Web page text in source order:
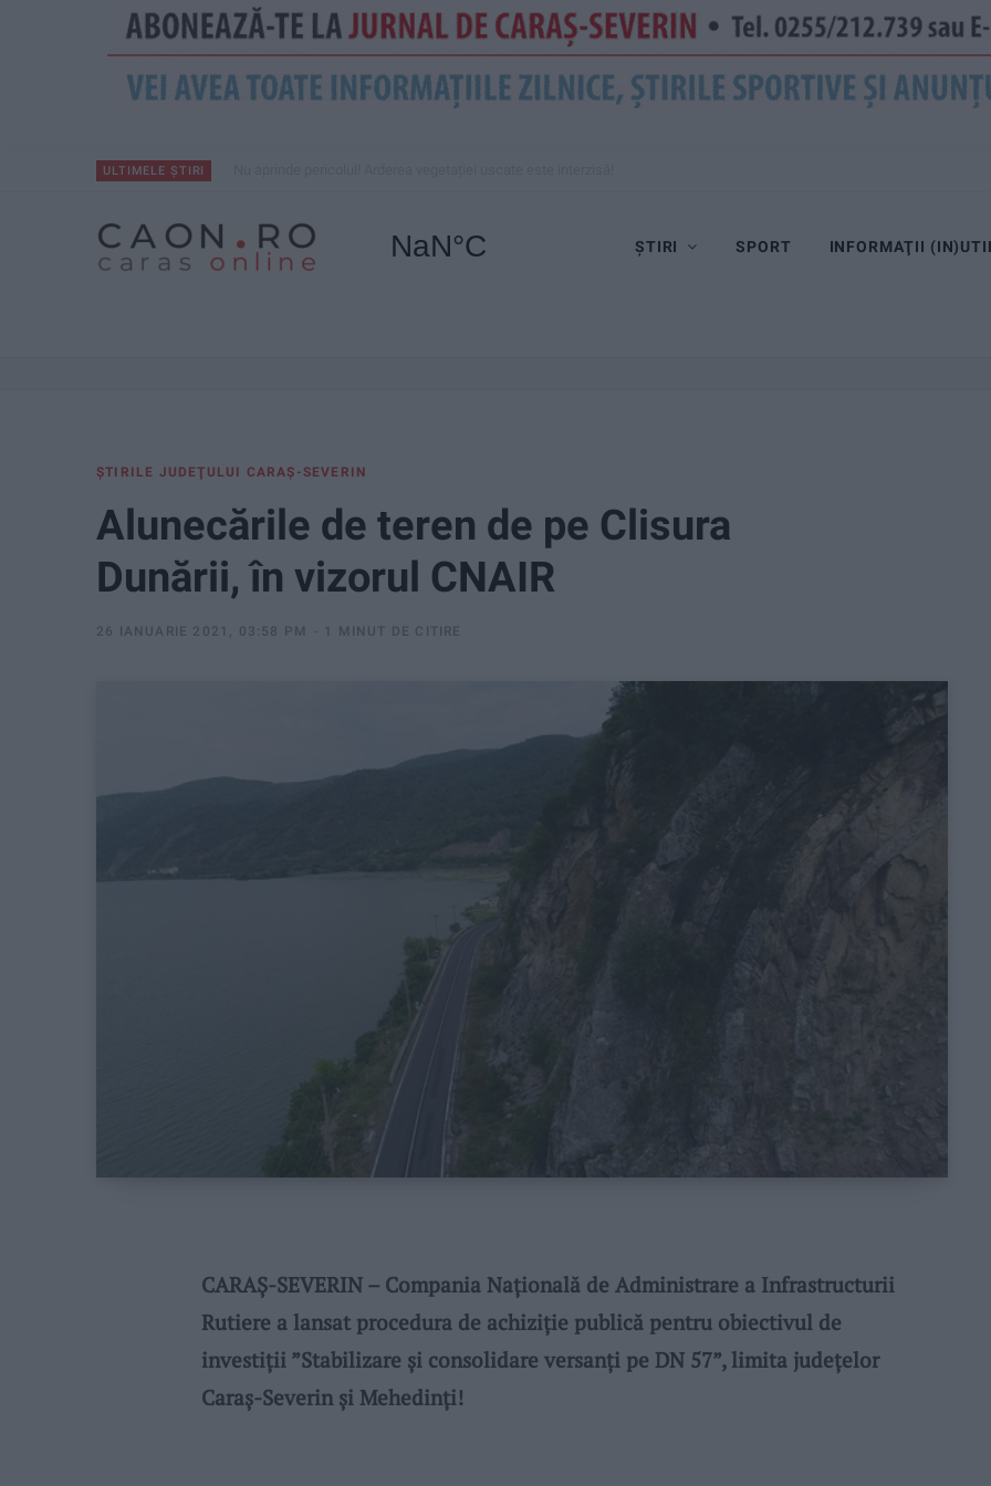
ULTIMELE ȘTIRI
ȘTIRI SPORT INFORMAŢII
ŞTIRILE JUDEŢULUI CARAŞ-SEVERIN
Alunecările de teren de pe Clisura
Dunării, în vizorul CNAIR
26 IANUARIE 2021, 03:58 PM 1 MINUT DE CITIRE
CARAȘ-SEVERIN – Compania Națională de Administrare a Infrastructurii
Rutiere a lansat procedura de achiziție publică pentru obiectivul de
investiții ”Stabilizare și consolidare versanți pe DN 57”, limita județelor
Caraș-Severin și Mehedinți!